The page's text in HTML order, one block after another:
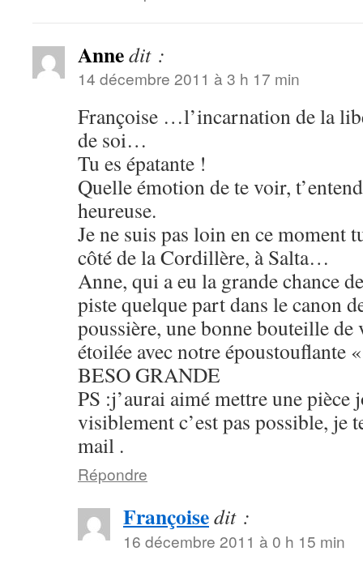
Annedit :
14 décembre 2011 à 3 h 17 min
Françoise …l’incarnation de la
de soi…
Tu es épatante !
Quelle émotion de te voir,
heureuse.
Je ne suis pas loin en ce moment
côté de la Cordillère, à Salta…
Anne, qui a eu la grande chance
piste quelque part dans le canon
poussière, une bonne bouteille
étoilée avec notre
BESO GRANDE
PS :j’aurai aimé mettre une pièce
visiblement c’est pas possible, je
mail .
Répondre
Françoisedit :
16 décembre 2011 à 0 h 15 min